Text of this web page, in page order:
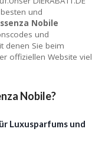
und
Nobile
und
denen Sie beim
offiziellen Website viel
Nobile?
Luxusparfums und